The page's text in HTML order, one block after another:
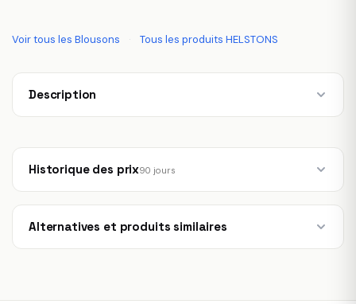
Voir tous les Blousons · Tous les produits HELSTONS
Description
Historique des prix90 jours
Alternatives et produits similaires